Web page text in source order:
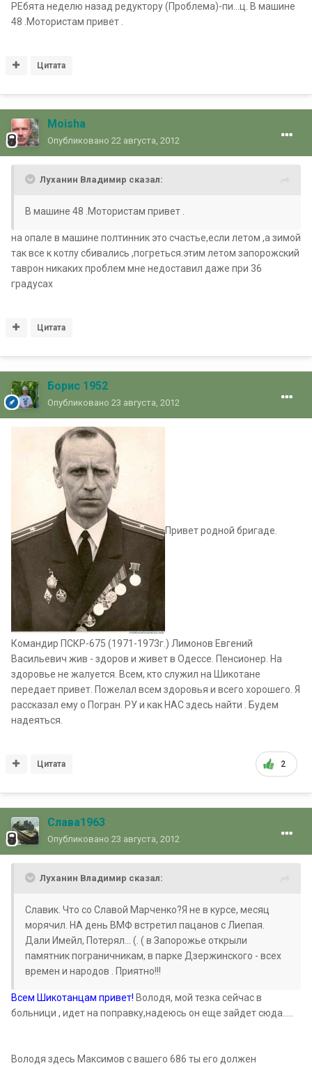
РЕбята неделю назад редуктору (Проблема)-пи...ц. В машине
48 .Мотористам привет .
Цитата
Moisha
Опубликовано 22 августа, 2012
Луханин Владимир сказал:
В машине 48 .Мотористам привет .
на опале в машине полтинник это счастье,если летом ,а зимой
так все к котлу сбивались ,погреться.этим летом запорожский
таврон никаких проблем мне недоставил даже при 36
градусах
Цитата
Борис 1952
Опубликовано 23 августа, 2012
Привет родной бригаде.
Командир ПСКР-675 (1971-1973г.) Лимонов Евгений
Васильевич жив - здоров и живет в Одессе. Пенсионер. На
здоровье не жалуется. Всем, кто служил на Шикотане
передает привет. Пожелал всем здоровья и всего хорошего. Я
рассказал ему о Погран. РУ и как НАС здесь найти . Будем
надеяться.
2
Цитата
Слава1963
Опубликовано 23 августа, 2012
Луханин Владимир сказал:
Славик. Что со Славой Марченко?Я не в курсе, месяц
морячил. НА день ВМФ встретил пацанов с Лиепая.
Дали Имейл, Потерял... (. ( в Запорожье открыли
памятник пограничникам, в парке Дзержинского - всех
времен и народов . Приятно!!!
Всем Шикотанцам привет! Володя, мой тезка сейчас в
больници , идет на поправку,надеюсь он еще зайдет сюда.....
Володя здесь Максимов с вашего 686 ты его должен